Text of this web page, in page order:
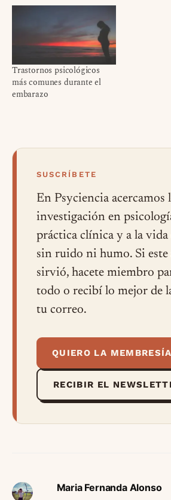
Trastornos psicológicos
más comunes durante el
embarazo
SUSCRÍBETE
En Psyciencia acercamos
investigación en
práctica clínica y a la
sin ruido ni humo. Si
sirvió, hacete miembro
todo o recibí lo mejor de
tu correo.
QUIERO LA MEMBRESÍA
RECIBIR EL
Maria Fernanda Alonso